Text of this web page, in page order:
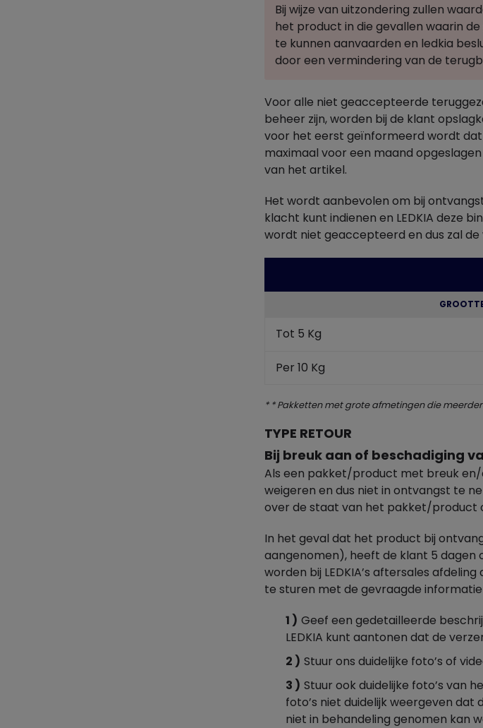
Bij wijze van uitzondering zullen
het product in die gevallen waarin
te kunnen aanvaarden en ledkia
door een vermindering van de
Voor alle niet geaccepteerde
beheer zijn, worden bij de klant
voor het eerst geïnformeerd wordt
maximaal voor een maand
van het artikel.
Het wordt aanbevolen om bij
klacht kunt indienen en LEDKIA deze
wordt niet geaccepteerd en dus zal
Tot 5 Kg
Per 10 Kg
* * Pakketten met grote afmetingen die
TYPE RETOUR
Bij breuk aan of beschadiging
Als een pakket/product met breuk
weigeren en dus niet in ontvangst te
over de staat van het pakket/product
In het geval dat het product bij
aangenomen), heeft de klant 5 dagen
worden bij LEDKIA’s aftersales
te sturen met de gevraagde
Geef een gedetailleerde
LEDKIA kunt aantonen dat de
Stuur ons duidelijke foto’s of
Stuur ook duidelijke foto’s van
foto’s niet duidelijk weergeven
niet in behandeling genomen kan